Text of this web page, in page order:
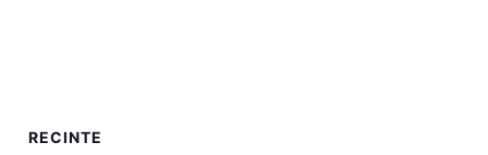
RECINTE